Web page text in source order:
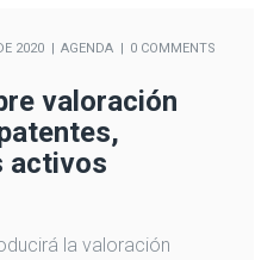
2020 AGENDA 0 COMMENTS
valoración
activos
la valoración